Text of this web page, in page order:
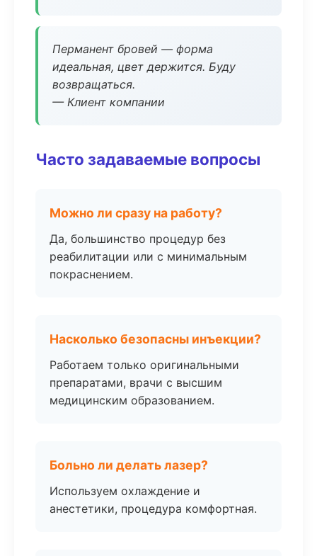
Перманент бровей — форма
идеальная, цвет держится. Буду
возвращаться.
— Клиент компании
Часто задаваемые вопросы
Можно ли сразу на работу?
Да, большинство процедур без
реабилитации или с минимальным
покраснением.
Насколько безопасны инъекции?
Работаем только оригинальными
препаратами, врачи с высшим
медицинским образованием.
Больно ли делать лазер?
Используем охлаждение и
анестетики, процедура комфортная.